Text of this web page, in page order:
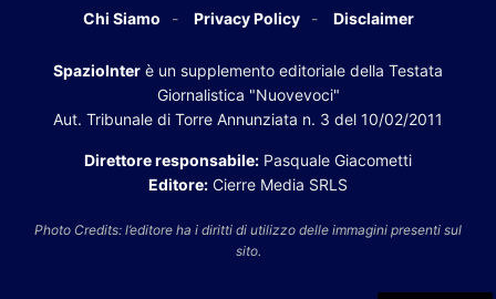
Chi Siamo Privacy Policy Disclaimer
SpazioInter è un supplemento editoriale della Testata
Giornalistica "Nuovevoci"
Aut. Tribunale di Torre Annunziata n. 3 del 10/02/2011
Direttore responsabile: Pasquale Giacometti
Editore: Cierre Media SRLS
Photo Credits: l’editore ha i diritti di utilizzo delle immagini presenti sul
sito.